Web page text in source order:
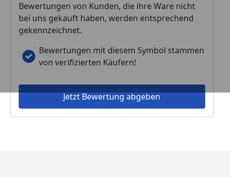
Bewertungen von Kunden, die ihre Ware nicht
bei uns gekauft haben, werden entsprechend
gekennzeichnet.
Bewertungen mit diesem Symbol stammen
von verifizierten Käufern!
Jetzt Bewertung abgeben